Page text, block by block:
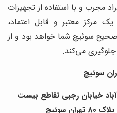
مجرب و با استفاده از تجهیزات
مرکز معتبر و قابل اعتماد،
سوئیچ شما خواهد بود و از
جلوگیری می‌کند.
سوئیچ
خیابان رجبی تقاطع بیست
سوئیچ